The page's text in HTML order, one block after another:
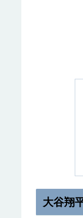
大谷翔